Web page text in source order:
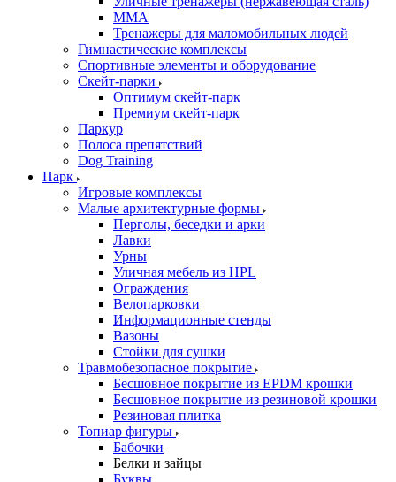
ММА
Тренажеры для маломобильных людей
Гимнастические комплексы
Спортивные элементы и оборудование
Скейт-парки
Оптимум скейт-парк
Премиум скейт-парк
Паркур
Полоса препятствий
Dog Training
Парк
Игровые комплексы
Малые архитектурные формы
Перголы, беседки и арки
Лавки
Урны
Уличная мебель из HPL
Ограждения
Велопарковки
Информационные стенды
Вазоны
Стойки для сушки
Травмобезопасное покрытие
Бесшовное покрытие из EPDM крошки
Бесшовное покрытие из резиновой крошки
Резиновая плитка
Топиар фигуры
Бабочки
Белки и зайцы
Буквы